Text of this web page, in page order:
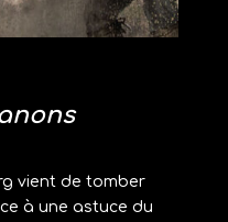
vient de tomber
à une astuce du